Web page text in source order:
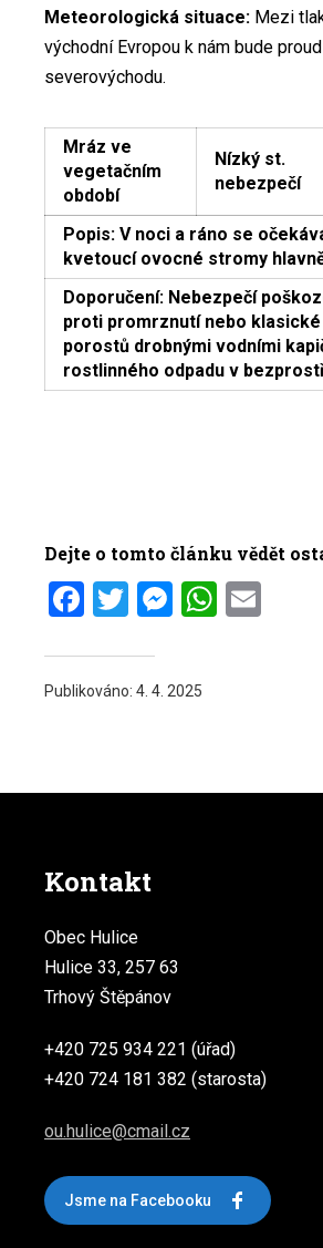
Meteorologická situace: Mezi
východní Evropou k nám bude
severovýchodu.
Mráz ve
vegetačním
období
Nízký st.
nebezpečí
Popis: V noci a ráno se
kvetoucí ovocné stromy
Doporučení: Nebezpečí
proti promrznutí nebo
porostů drobnými vodními
rostlinného odpadu v
Dejte o tomto článku vědět
Facebook
Twitter
Messenger
Publikováno: 4. 4. 2025
Kontakt
Obec Hulice
Hulice 33, 257 63
Trhový Štěpánov
+420 725 934 221 (úřad)
+420 724 181 382 (starosta)
ou.hulice@cmail.cz
Jsme na Facebooku